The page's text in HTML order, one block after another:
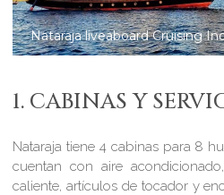
Nataraja liveaboard diving in
1. CABINAS Y
Nataraja tiene 4 cabinas para 8
cuentan con aire
caliente, artículos de tocador y